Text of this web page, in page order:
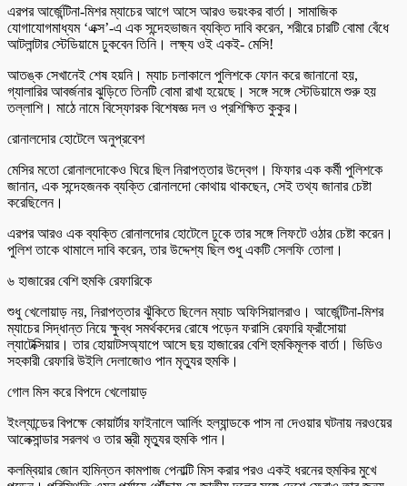
এরপর আর্জেন্টিনা-মিশর ম্যাচের আগে আসে আরও ভয়ংকর বার্তা। সামাজিক
যোগাযোগমাধ্যম ‘এক্স’-এ এক সন্দেহভাজন ব্যক্তি দাবি করেন, শরীরে চারটি বোমা বেঁধে
আটলান্টার স্টেডিয়ামে ঢুকবেন তিনি। লক্ষ্য ওই একই- মেসি!
আতঙ্ক সেখানেই শেষ হয়নি। ম্যাচ চলাকালে পুলিশকে ফোন করে জানানো হয়,
গ্যালারির আবর্জনার ঝুড়িতে তিনটি বোমা রাখা হয়েছে। সঙ্গে সঙ্গে স্টেডিয়ামে শুরু হয়
তল্লাশি। মাঠে নামে বিস্ফোরক বিশেষজ্ঞ দল ও প্রশিক্ষিত কুকুর।
রোনালদোর হোটেলে অনুপ্রবেশ
মেসির মতো রোনালদোকেও ঘিরে ছিল নিরাপত্তার উদ্বেগ। ফিফার এক কর্মী পুলিশকে
জানান, এক সন্দেহজনক ব্যক্তি রোনালদো কোথায় থাকছেন, সেই তথ্য জানার চেষ্টা
করেছিলেন।
এরপর আরও এক ব্যক্তি রোনালদোর হোটেলে ঢুকে তার সঙ্গে লিফটে ওঠার চেষ্টা করেন।
পুলিশ তাকে থামালে দাবি করেন, তার উদ্দেশ্য ছিল শুধু একটি সেলফি তোলা।
৬ হাজারের বেশি হুমকি রেফারিকে
শুধু খেলোয়াড় নয়, নিরাপত্তার ঝুঁকিতে ছিলেন ম্যাচ অফিসিয়ালরাও। আর্জেন্টিনা-মিশর
ম্যাচের সিদ্ধান্ত নিয়ে ক্ষুব্ধ সমর্থকদের রোষে পড়েন ফরাসি রেফারি ফ্রাঁসোয়া
ল্যাটেক্সিয়ার। তার হোয়াটসঅ্যাপে আসে ছয় হাজারের বেশি হুমকিমূলক বার্তা। ভিডিও
সহকারী রেফারি উইলি দেলাজোও পান মৃত্যুর হুমকি।
গোল মিস করে বিপদে খেলোয়াড়
ইংল্যান্ডের বিপক্ষে কোয়ার্টার ফাইনালে আর্লিং হল্যান্ডকে পাস না দেওয়ার ঘটনায় নরওয়ের
আলেক্সান্ডার সরলথ ও তার স্ত্রী মৃত্যুর হুমকি পান।
কলম্বিয়ার জোন হামিন্তন কামপাজ পেনাল্টি মিস করার পরও একই ধরনের হুমকির মুখে